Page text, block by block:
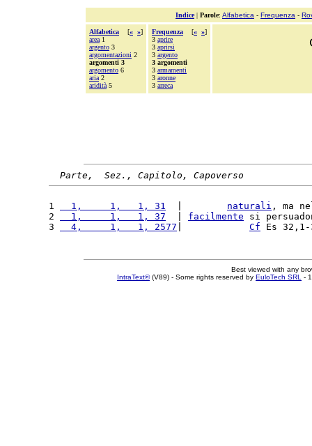
Indice| Parole: Alfabetica - Frequenza -
Alfabetica [« »]
area 1
argento 3
argomentazioni 2
argomenti 3
argomento 6
aria 2
aridità 5
Frequenza [« »]
3 aprire
3 aprirsi
3 argento
3 argomenti
3 armamenti
3 aronne
3 arreca
Parte,  Sez., Capitolo, Capoverso
1
  1,     1,   1, 31
naturali , ma
2
  1,     1,   1, 37
facilmente si
3
  4,     1,   1, 2577
Cf Es
Best viewed with any
IntraText®(V89) - Some rights reserved by EuloTech SRL -